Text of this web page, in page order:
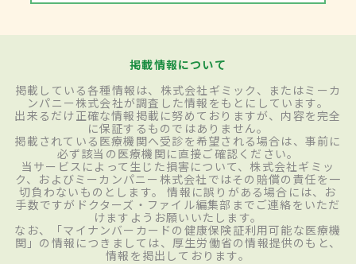
掲載情報について
掲載している各種情報は、株式会社ギミック、またはミーカ
ンパニー株式会社が調査した情報をもとにしています。
出来るだけ正確な情報掲載に努めておりますが、内容を完全
に保証するものではありません。
掲載されている医療機関へ受診を希望される場合は、事前に
必ず該当の医療機関に直接ご確認ください。
当サービスによって生じた損害について、株式会社ギミッ
ク、およびミーカンパニー株式会社ではその賠償の責任を一
切負わないものとします。 情報に誤りがある場合には、お
手数ですがドクターズ・ファイル編集部までご連絡をいただ
けますようお願いいたします。
なお、「マイナンバーカードの健康保険証利用可能な医療機
関」の情報につきましては、厚生労働省の情報提供のもと、
情報を掲出しております。